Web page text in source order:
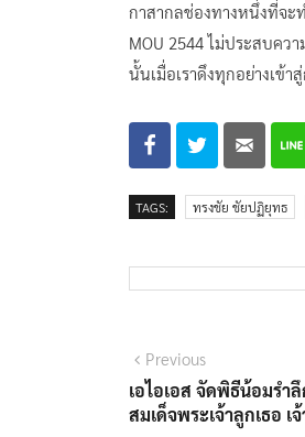
กาสากลช่องทางหนึ่งที่จะ
MOU 2544 ไม่ประสบคว
นั้นเมื่อเราดึงทุกอย่างเข้
TAGS: ทรงชัย ชัยปฏิยุทธ
แนะแนว
เรื่อง
PreviousPrevious
post:
เอไอเอส จัดพิธีน้อมรำ
สมเด็จพระเจ้าลูกเธอ